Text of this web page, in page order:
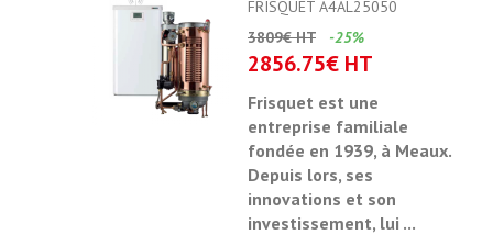
FRISQUET A4AL25050
3809€ HT
-25%
2856.75€ HT
Frisquet est une
entreprise familiale
fondée en 1939, à Meaux.
Depuis lors, ses
innovations et son
investissement, lui ...